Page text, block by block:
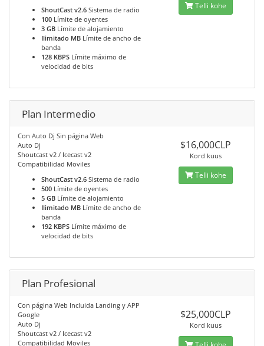
ShoutCast v2.6 Sistema de radio
100 Límite de oyentes
3 GB Límite de alojamiento
Ilimitado MB Límite de ancho de
banda
128 KBPS Límite máximo de
velocidad de bits
Telli kohe
Plan Intermedio
Con Auto Dj Sin página Web
Auto Dj
Shoutcast v2 / Icecast v2
Compatibilidad Moviles
ShoutCast v2.6 Sistema de radio
500 Límite de oyentes
5 GB Límite de alojamiento
Ilimitado MB Límite de ancho de
banda
192 KBPS Límite máximo de
velocidad de bits
$16,000CLP
Kord kuus
Telli kohe
Plan Profesional
Con página Web Incluida Landing y APP
Google
Auto Dj
Shoutcast v2 / Icecast v2
Compatibilidad Moviles
$25,000CLP
Kord kuus